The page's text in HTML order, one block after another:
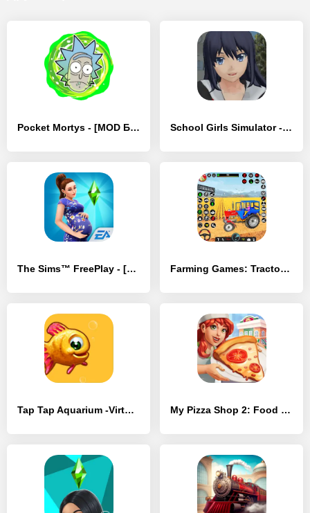
Pocket Mortys - [MOD Бесконечные монеты] School Girls Simulator - [MOD Бесконечные деньги]
The Sims™ FreePlay - [MOD Бесконечные деньги] Farming Games: Tractor Games - [MOD Бесконечные деньги]
Tap Tap Aquarium -Virtual Tank - [MOD Бесконечные деньги] My Pizza Shop 2: Food Games - [MOD Бесконечные деньги]